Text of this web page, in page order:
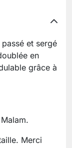
et sergé
en
grâce à
Merci